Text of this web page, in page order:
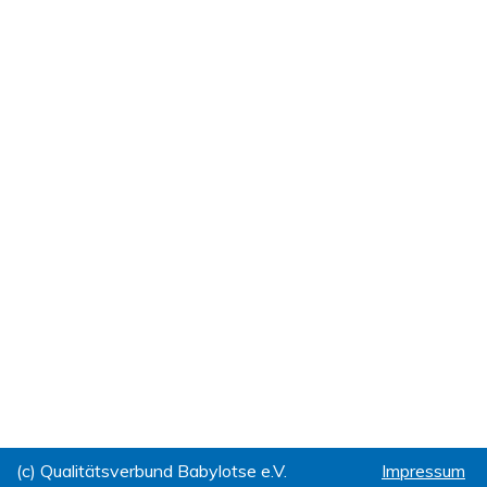
(c) Qualitätsverbund Babylotse e.V. Impressum